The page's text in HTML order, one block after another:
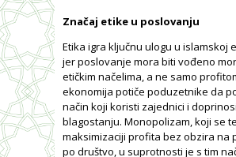
Značaj etike u poslovanju
Etika igra ključnu ulogu u islamskoj
jer poslovanje mora biti vođeno
etičkim načelima, a ne samo
ekonomija potiče poduzetnike da
način koji koristi zajednici i
blagostanju. Monopolizam, koji se
maksimizaciji profita bez obzira na
po društvo, u suprotnosti je s tim